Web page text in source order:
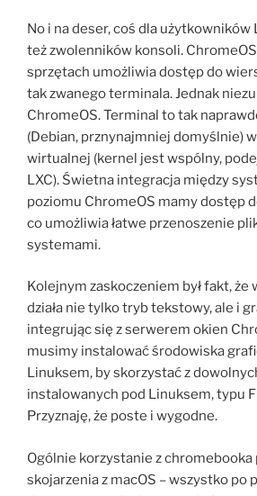
No i na deser, coś dla użytkowników
też zwolenników konsoli.
sprzętach umożliwia dostęp do
tak zwanego terminala. Jednak
ChromeOS. Terminal to tak
(Debian, prznynajmniej domyślnie)
wirtualnej (kernel jest wspólny,
LXC). Świetna integracja między
poziomu ChromeOS mamy dostęp
co umożliwia łatwe przenoszenie
systemami.
Kolejnym zaskoczeniem był fakt, że
działa nie tylko tryb tekstowy, ale i
integrując się z serwerem okien
musimy instalować środowiska
Linuksem, by skorzystać z
instalowanych pod Linuksem, typu
Przyznaję, że poste i wygodne.
Ogólnie korzystanie z chromebooka
skojarzenia z macOS – wszystko po